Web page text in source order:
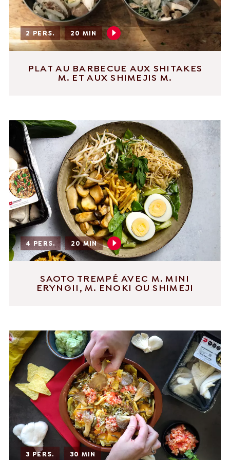
2 PERS. 20 MIN
PLAT AU BARBECUE AUX SHITAKES
M. ET AUX SHIMEJIS M.
4 PERS. 20 MIN
SAOTO TREMPÉ AVEC M. MINI
ERYNGII, M. ENOKI OU SHIMEJI
3 PERS. 30 MIN